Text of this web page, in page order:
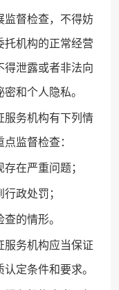
督检查，不得妨
托机构的正常经营
得泄露或者非法向
和个人隐私。
务机构有下列情
监督检查：
在严重问题；
政处罚；
的情形。
务机构应当保证
定条件和要求。